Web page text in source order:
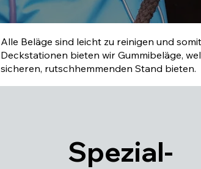
Alle Beläge sind leicht zu reinigen und
Deckstationen bieten wir Gummibeläge,
sicheren, rutschhemmenden Stand bieten.
Spezial-